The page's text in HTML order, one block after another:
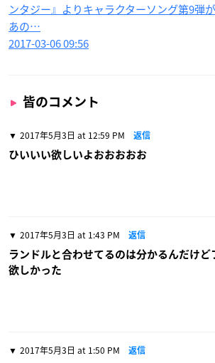
ンタジー』よりキャラクターソング第9弾
あの…
2017-03-06 09:56
皆のコメント
2017年5月3日 at 12:59 PM 返信
ひいいい欲しいよおおおおお
2017年5月3日 at 1:43 PM 返信
ランドルと合わせてるのは分かるんだけど
欲しかった
2017年5月3日 at 1:50 PM 返信